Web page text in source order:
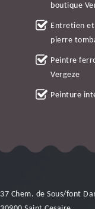
boutique
Entretien
pierre
Peintre
Vergeze
Peinture
37 Chem. de Sous/font